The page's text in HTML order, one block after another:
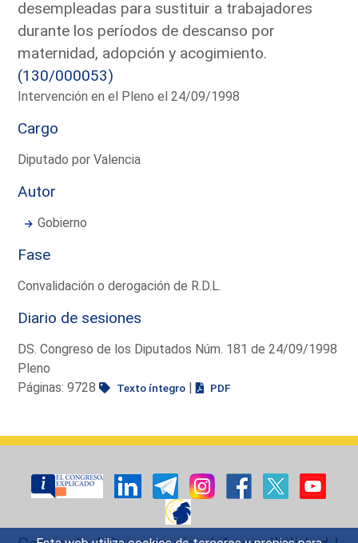
desempleadas para sustituir a trabajadores
durante los períodos de descanso por
maternidad, adopción y acogimiento.
(130/000053)
Intervención en el Pleno el 24/09/1998
Cargo
Diputado por Valencia
Autor
Gobierno
Fase
Convalidación o derogación de R.D.L.
Diario de sesiones
DS. Congreso de los Diputados Núm. 181 de 24/09/1998
Pleno
Páginas: 9728
Texto íntegro | PDF